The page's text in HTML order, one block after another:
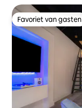
Favoriet van gasten
Favoriet van gasten